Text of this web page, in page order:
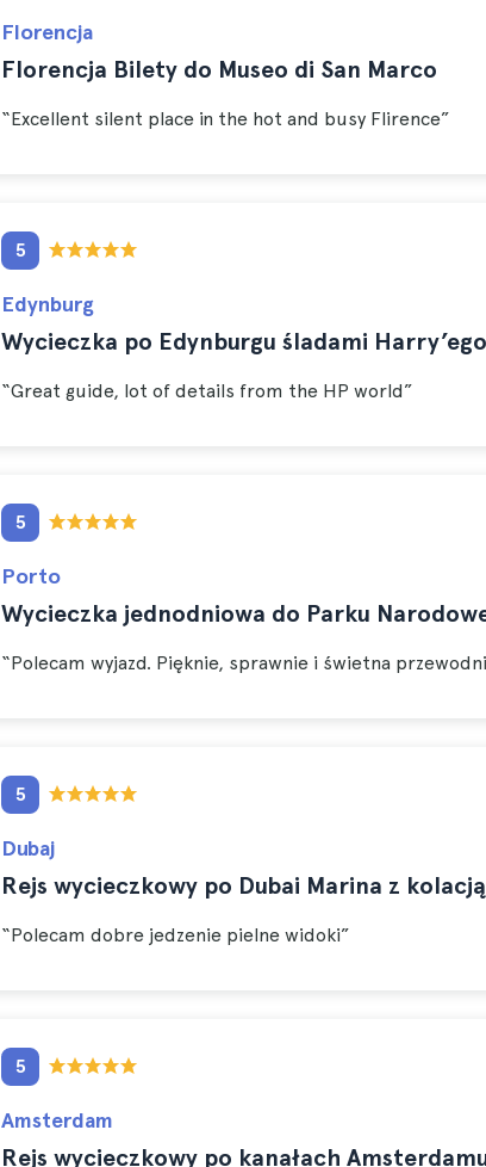
Florencja
Florencja Bilety do Museo di San Marco
“Excellent silent place in the hot and busy Flirence”
5
Edynburg
Wycieczka po Edynburgu śladami
“Great guide, lot of details from the HP world”
5
Porto
Wycieczka jednodniowa do Parku
“Polecam wyjazd. Pięknie, sprawnie i świetna
5
Dubaj
Rejs wycieczkowy po Dubai Marina z kolacją
“Polecam dobre jedzenie pielne widoki”
5
Amsterdam
Rejs wycieczkowy po kanałach